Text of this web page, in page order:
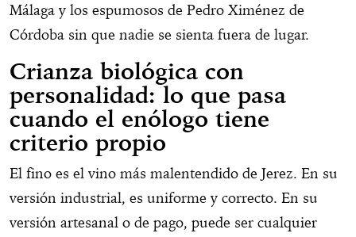
Málaga y los espumosos de Pedro Ximénez de
Córdoba sin que nadie se sienta fuera de lugar.
Crianza biológica con
personalidad: lo que pasa
cuando el enólogo tiene
criterio propio
El fino es el vino más malentendido de Jerez. En su
versión industrial, es uniforme y correcto. En su
versión artesanal o de pago, puede ser cualquier